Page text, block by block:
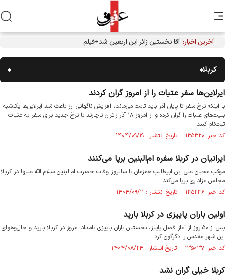
آخرین اخبار: آقا نخستین زائر این اربعین شد+فیلم
کربلا
ایرلاین‌ها سفر عتبات را از امروز گران کردند
با اینکه نرخ سفر تا پایان آذر باید ثابت می‌ماند، افزایش ناگهانی ارز باعث شد ایرلاین‌ها یک‌شبه
بلیت‌های عتبات را گران کرده و از امروز ۱۸ آذر زائران ناچارند با نرخ جدید برای سفر به عتبات
ثبت‌نام کنند.
کد خبر: ۱۳۵۳۲۰ تاریخ انتشار : ۱۴۰۴/۰۹/۱۹
ایرانیان در کربلا سفره ام‌البنین برپا می‌کنند
موکب محبان علی ابن ابیطالب همزمان با سالروز وفات حضرت ام‌البنین سلام الله علیها در کربلا
مجلس عزاداری برپا می‌کند.
کد خبر: ۱۳۵۲۳۶ تاریخ انتشار : ۱۴۰۴/۰۹/۱۱
اولین باران پاییزی در کربلا بارید
پس از ۵۰ روز از آغاز فصل پاییز، نخستین باران پاییزی بامداد امروز در کربلا بارید و حال‌وهوای
این شهر مقدس را دگرگون کرد.
کد خبر: ۱۳۵۰۳۷ تاریخ انتشار : ۱۴۰۴/۰۸/۲۴
کربلا خیلی گران نشد